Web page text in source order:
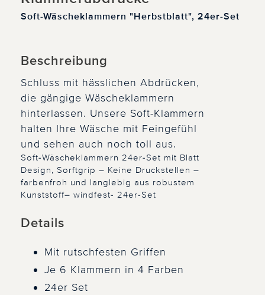
Soft-Wäscheklammern "Herbstblatt", 24er-Set
Beschreibung
Schluss mit hässlichen Abdrücken,
die gängige Wäscheklammern
hinterlassen. Unsere Soft-Klammern
halten Ihre Wäsche mit Feingefühl
und sehen auch noch toll aus.
Soft-Wäscheklammern 24er-Set mit Blatt
Design, Sorftgrip – Keine Druckstellen –
farbenfroh und langlebig aus robustem
Kunststoff– windfest- 24er-Set
Details
Mit rutschfesten Griffen
Je 6 Klammern in 4 Farben
24er Set